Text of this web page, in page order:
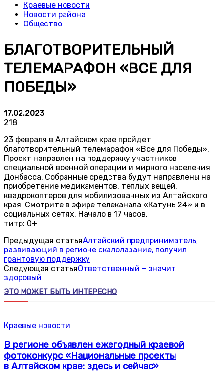
Краевые новости
Новости района
Общество
БЛАГОТВОРИТЕЛЬНЫЙ
ТЕЛЕМАРАФОН «ВСЕ ДЛЯ
ПОБЕДЫ»
17.02.2023
218
23 февраля в Алтайском крае пройдет
благотворительный телемарафон «Все для Победы».
Проект направлен на поддержку участников
специальной военной операции и мирного населения
Донбасса. Собранные средства будут направлены на
приобретение медикаментов, теплых вещей,
квадрокоптеров для мобилизованных из Алтайского
края. Смотрите в эфире телеканала «Катунь 24» и в
социальных сетях. Начало в 17 часов.
титр: 0+
Предыдущая статьяАлтайский предприниматель,
развивающий в регионе скалолазание, получил
грантовую поддержку
Следующая статьяОтветственный – значит
здоровый
ЭТО МОЖЕТ БЫТЬ ИНТЕРЕСНО
Краевые новости
В регионе объявлен ежегодный краевой
фотоконкурс «Национальные проекты
в Алтайском крае: здесь и сейчас»